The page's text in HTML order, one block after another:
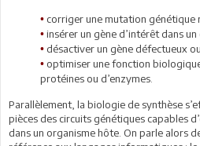
• corriger une mutation génétique
• insérer un gène d’intérêt dans
• désactiver un gène défectueux
• optimiser une fonction
protéines ou d’enzymes.
Parallèlement, la biologie de synthèse
pièces des circuits génétiques capables
dans un organisme hôte. On parle alors